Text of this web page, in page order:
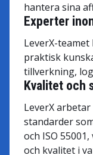
Experter
LeverX-
praktisk
tillverkning,
Kvalitet och
LeverX
standarder
och ISO
och kvalitet i
hantera sina